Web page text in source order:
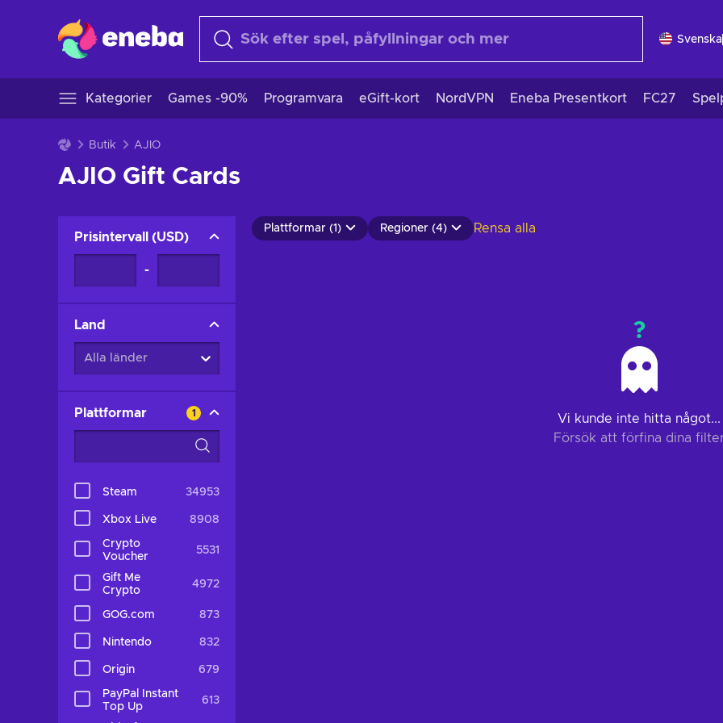
Svenska
Kategorier Games -90% Programvara eGift-kort NordVPN Eneba Presentkort FC27
Butik AJIO
AJIO Gift Cards
Prisintervall (USD)
-
Land
Alla länder
Plattformar 1
Steam 34953
Xbox Live 8908
Crypto
Voucher
5531
Gift Me
Crypto
4972
GOG.com 873
Nintendo 832
Origin 679
PayPal Instant
Top Up
613
Plattformar (1) Regioner (4) Rensa alla
?
Vi kunde inte hitta något...
Försök att förfina dina